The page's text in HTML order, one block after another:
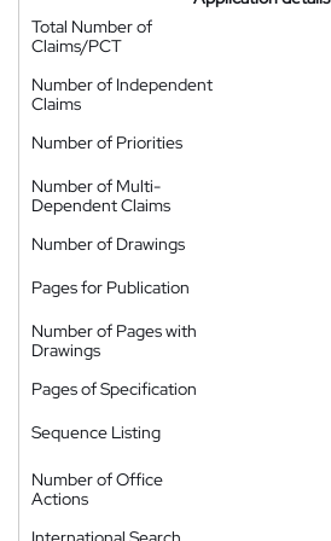
Total Number of
Claims/PCT
Number of Independent
Claims
Number of Priorities
Number of Multi-
Dependent Claims
Number of Drawings
Pages for Publication
Number of Pages with
Drawings
Pages of Specification
Sequence Listing
Number of Office
Actions